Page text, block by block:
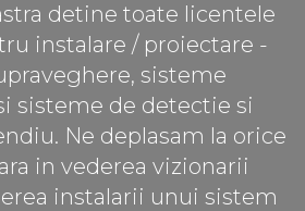
detine toate licentele
instalare / proiectare -
sisteme
sisteme de detectie si
Ne deplasam la orice
in vederea vizionarii
instalarii unui sistem